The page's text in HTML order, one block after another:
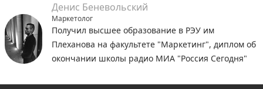
Денис Беневольский
Маркетолог
Получил высшее образование в РЭУ им
Плеханова на факультете "Маркетинг", диплом об
окончании школы радио МИА "Россия Сегодня"